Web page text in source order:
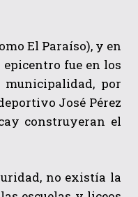
El Paraíso), y en
fue en los
por
José Pérez
construyeran el
no existía la